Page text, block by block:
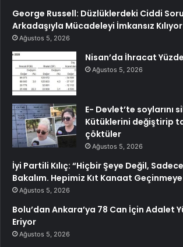
George Russell: Düzlüklerdeki Ciddi
Arkadaşıyla Mücadeleyi İmkansız Kılıyor
Ağustos 5, 2026
Nisan’da İhracat
Ağustos 5, 2026
E- Devlet’te soylarını
Kütüklerini değiştirip
çöktüler
Ağustos 5, 2026
İyi Partili Kılıç: “Hiçbir Şeye Değil,
Bakalım. Hepimiz Kıt Kanaat Geçinmeye
Ağustos 5, 2026
Bolu’dan Ankara’ya 78 Can İçin Adalet
Eriyor
Ağustos 5, 2026